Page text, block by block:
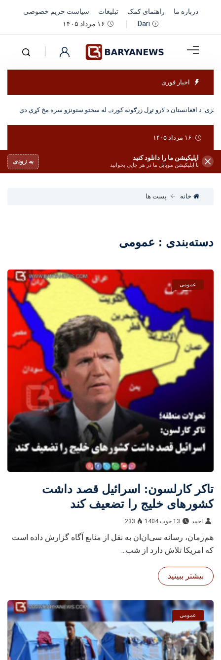
درباره ما راهنمای کمک تبلیغات
سیاست حریم خصوصی
Dari
۱۶ مرداد ۱۴۰۵
اخبار فوری
د افغانستان د لارو تړل زرګونه کورنۍ له سختو ستونزو سره مخ کړې دي
۱۶ مرداد ۱۴۰۵
اپلیکیشن ما را دانلود کنید
با اپلیکیشن موبایل ما در هر جایی بخوانید
به زودی
خانه پست ها
دسته‌بندی : عمومی
عمومی
تاکر کارلسون: اسرائیل قصد داشت
کشورهای خلیج را تضعیف کند
احمد 13 حوت 1404 233
هم‌زمان، رسانه سی‌ان‌ان به نقل از منابع آگاه گزارش داده است
که امریکا تلاش دارد از شب...
بیشتر ببینید
عمومی